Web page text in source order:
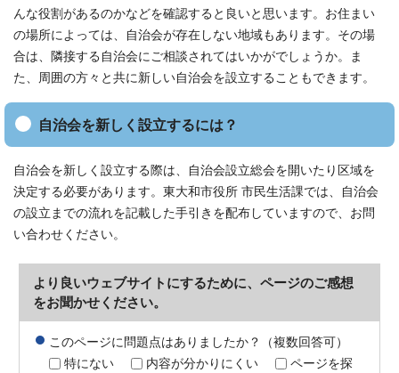
んな役割があるのかなどを確認すると良いと思います。お住まい
の場所によっては、自治会が存在しない地域もあります。その場
合は、隣接する自治会にご相談されてはいかがでしょうか。ま
た、周囲の方々と共に新しい自治会を設立することもできます。
自治会を新しく設立するには？
自治会を新しく設立する際は、自治会設立総会を開いたり区域を
決定する必要があります。東大和市役所 市民生活課では、自治会
の設立までの流れを記載した手引きを配布していますので、お問
い合わせください。
より良いウェブサイトにするために、ページのご感想
をお聞かせください。
このページに問題点はありましたか？（複数回答可）
特にない
内容が分かりにくい
ページを探